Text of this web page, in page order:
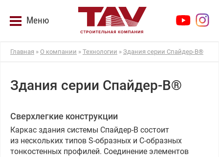
Меню
Главная » О компании » Технологии » Здания серии Спайдер-В®
Здания серии Спайдер-В®
Сверхлегкие конструкции
Каркас здания системы Спайдер-В состоит
из нескольких типов S-образных и C-образных
тонкостенных профилей. Соединение элементов